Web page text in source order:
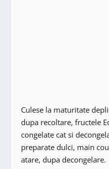
Culese la maturitate
dupa recoltare, fructele
congelate cat si
preparate dulci, main
atare, dupa decongelare.